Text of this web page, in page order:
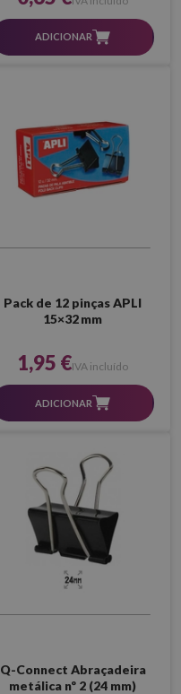
ADICIONAR
Pack de 12 pinças APLI
15×32 mm
1,95 €IVA incluído
ADICIONAR
Q-Connect Abraçadeira
metálica nº 2 (24 mm)